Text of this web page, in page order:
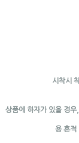
시착시
상품에 하자가 있을 경
용 흔적